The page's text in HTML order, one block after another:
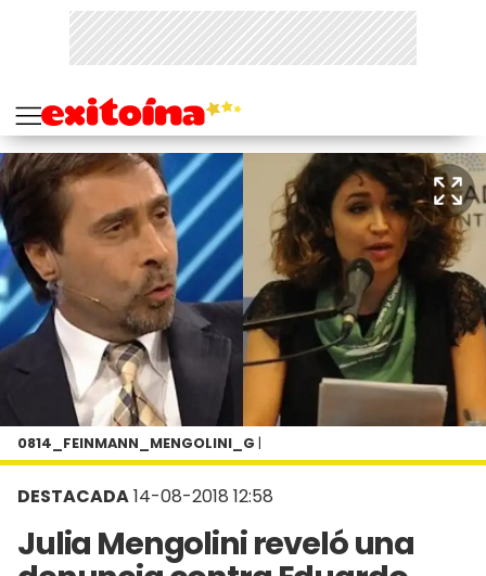
DESTACADA14-08-2018 12:58
Julia Mengolini reveló una
0814_FEINMANN_MENGOLINI_G |